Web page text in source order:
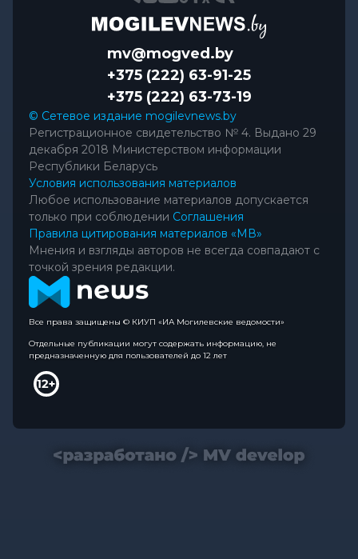
mv@mogved.by
+375 (222) 63-91-25
+375 (222) 63-73-19
© Сетевое издание mogilevnews.by
Регистрационное свидетельство № 4. Выдано 29
декабря 2018 Министерством информации
Республики Беларусь
Условия использования материалов
Любое использование материалов допускается
только при соблюдении Соглашения
Правила цитирования материалов «МВ»
Мнения и взгляды авторов не всегда совпадают с
точкой зрения редакции.
Все права защищены © КИУП «ИА Могилевские ведомости»
Отдельные публикации могут содержать информацию, не
предназначенную для пользователей до 12 лет